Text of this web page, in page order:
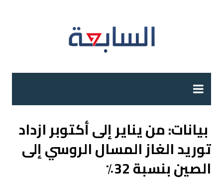
بيانات: من يناير إلى أكتوبر ازداد
توريد الغاز المسال الروسي إلى
الصين بنسبة 32٪